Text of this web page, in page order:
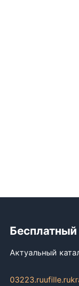
Бесплатный
Актуальный
03223.ruufille.ru